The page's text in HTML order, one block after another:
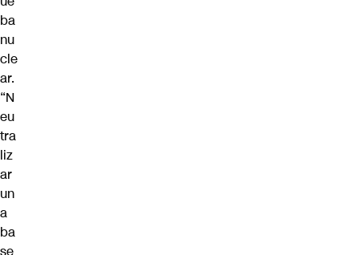
ba
nu
cle
ar.
“N
eu
tra
liz
ar
un
a
ba
se